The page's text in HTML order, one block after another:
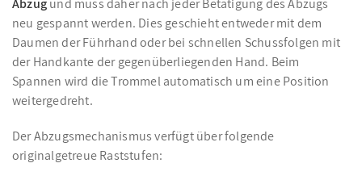
Abzugund muss daher nach jeder Betätigung des Abzugs
neu gespannt werden. Dies geschieht entweder mit dem
Daumen der Führhand oder bei schnellen Schussfolgen mit
der Handkante der gegenüberliegenden Hand. Beim
Spannen wird die Trommel automatisch um eine Position
weitergedreht.
Der Abzugsmechanismus verfügt über folgende
originalgetreue Raststufen: